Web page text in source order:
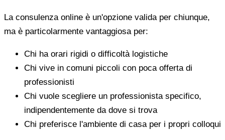
La consulenza online è un'opzione valida per chiunque,
ma è particolarmente vantaggiosa per:
Chi ha orari rigidi o difficoltà logistiche
Chi vive in comuni piccoli con poca offerta di
professionisti
Chi vuole scegliere un professionista specifico,
indipendentemente da dove si trova
Chi preferisce l'ambiente di casa per i propri colloqui